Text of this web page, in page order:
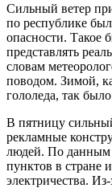
Сильный ветер
по республике
опасности. Такое
представлять
словам
поводом. Зимой,
гололеда, так
В пятницу
рекламные
людей. По данным
пунктов в стране
электричества.